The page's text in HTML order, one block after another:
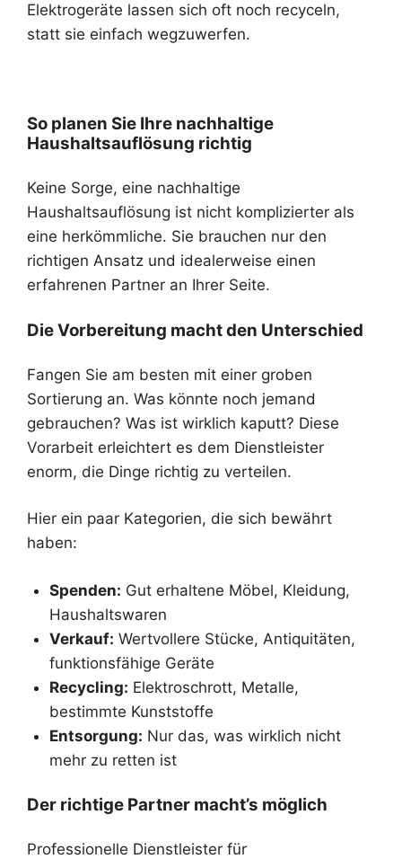
Elektrogeräte lassen sich oft noch recyceln,
statt sie einfach wegzuwerfen.
So planen Sie Ihre nachhaltige
Haushaltsauflösung richtig
Keine Sorge, eine nachhaltige
Haushaltsauflösung ist nicht komplizierter als
eine herkömmliche. Sie brauchen nur den
richtigen Ansatz und idealerweise einen
erfahrenen Partner an Ihrer Seite.
Die Vorbereitung macht den Unterschied
Fangen Sie am besten mit einer groben
Sortierung an. Was könnte noch jemand
gebrauchen? Was ist wirklich kaputt? Diese
Vorarbeit erleichtert es dem Dienstleister
enorm, die Dinge richtig zu verteilen.
Hier ein paar Kategorien, die sich bewährt
haben:
Spenden: Gut erhaltene Möbel, Kleidung,
Haushaltswaren
Verkauf: Wertvollere Stücke, Antiquitäten,
funktionsfähige Geräte
Recycling: Elektroschrott, Metalle,
bestimmte Kunststoffe
Entsorgung: Nur das, was wirklich nicht
mehr zu retten ist
Der richtige Partner macht’s möglich
Professionelle Dienstleister für